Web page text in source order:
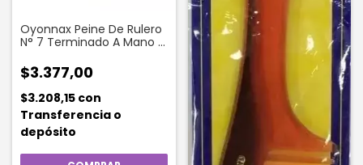
Oyonnax Peine De Rulero
N° 7 Terminado A Mano 1
$3.377,00
$3.208,15 con
Transferencia o
depósito